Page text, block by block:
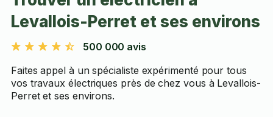
Levallois-Perret et ses environs
500 000 avis
Faites appel à un spécialiste expérimenté pour tous
vos travaux électriques près de chez vous à Levallois-
Perret et ses environs.